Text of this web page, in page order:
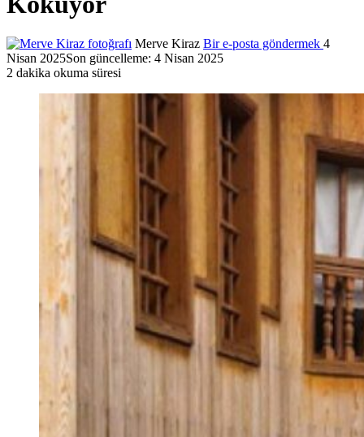
Merve Kiraz Bir e-posta göndermek 4
Nisan 2025Son güncelleme: 4 Nisan 2025
2 dakika okuma süresi